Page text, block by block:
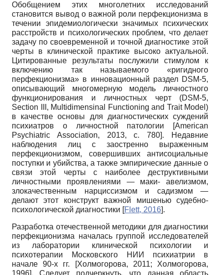
Обобщением этих многолетних исследований
становится вывод о важной роли перфекционизма в
течении эпидемиологически значимых психических
расстройств и психологических проблем, что делает
задачу по своевременной и точной диагностике этой
черты в клинической практике высоко актуальной.
Цитированные результаты послужили стимулом к
включению так называемого «ригидного
перфекционизма» в инновационный раздел DSM-5,
описывающий многомерную модель личностного
функционирования и личностных черт (DSM-5,
Section III, Multidimensinal Functioning and Trait Model)
в качестве основы для диагностических суждений
психиатров о личностной патологии
[American
Psychiatric Association, 2013, с. 780]. Недавние
наблюдения лиц с заостренно выраженным
перфекционизмом, совершивших антисоциальные
поступки и убийства, а также эмпирические данные о
связи этой черты с наиболее деструктивными
личностными проявлениями — маки- авелизмом,
злокачественным нарциссизмом и садизмом —
делают этот конструкт важной мишенью судебно-
психологической диагностики [Flett, 2016].
Разработка отечественной методики для диагностики
перфекцио­низма началась группой исследователей
из лаборатории клинической психологии и
психотерапии Московского НИИ психиатрии в
начале 90-х гг.
[Холмогорова, 2011; Холмогорова,